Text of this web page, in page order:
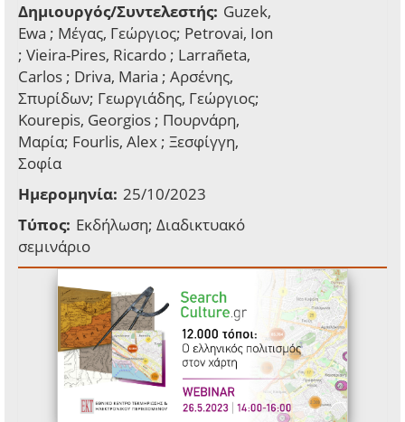
Δημιουργός/Συντελεστής: Guzek,
Ewa ; Μέγας, Γεώργιος; Petrovai, Ion
; Vieira-Pires, Ricardo ; Larrañeta,
Carlos ; Driva, Maria ; Αρσένης,
Σπυρίδων; Γεωργιάδης, Γεώργιος;
Kourepis, Georgios ; Πουρνάρη,
Μαρία; Fourlis, Alex ; Ξεσφίγγη,
Σοφία
Ημερομηνία: 25/10/2023
Τύπος: Εκδήλωση; Διαδικτυακό
σεμινάριο